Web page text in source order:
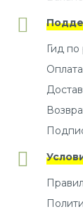
Гид
Оплата